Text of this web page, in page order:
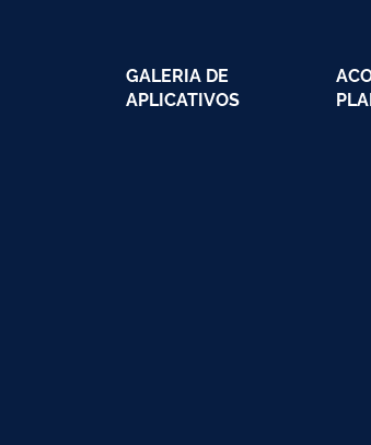
GALERIA DE
APLICATIVOS